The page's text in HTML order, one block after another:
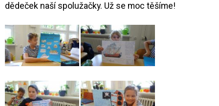
dědeček naší spolužačky. Už se moc těšíme!